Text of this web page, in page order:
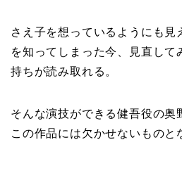
さえ子を想っているようにも見
を知ってしまった今、見直して
持ちが読み取れる。
そんな演技ができる健吾役の奥
この作品には欠かせないものと